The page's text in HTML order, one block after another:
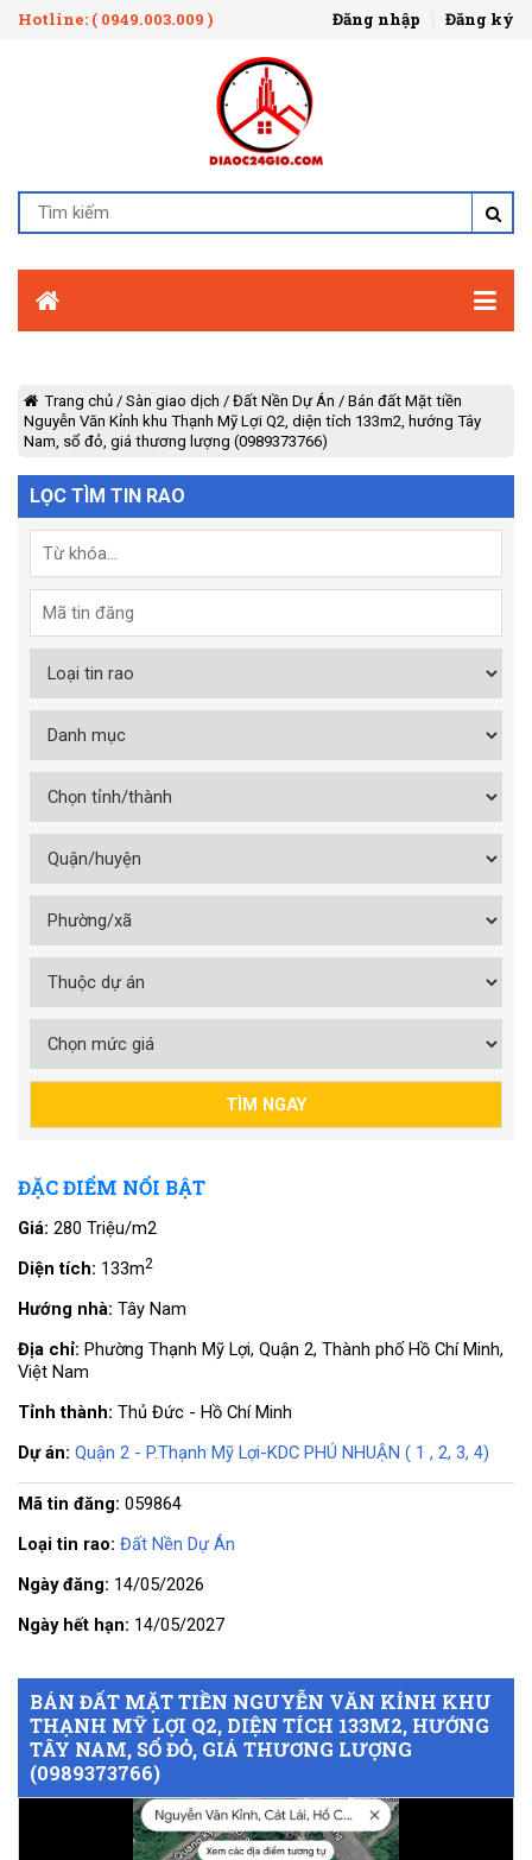
Hotline: ( 0949.003.009 ) Đăng nhập Đăng ký
Trang chủ / Sàn giao dịch / Đất Nền Dự Án / Bán đất Mặt tiền
Nguyễn Văn Kỉnh khu Thạnh Mỹ Lợi Q2, diện tích 133m2, hướng Tây
Nam, sổ đỏ, giá thương lượng (0989373766)
LỌC TÌM TIN RAO
BÁN ĐẤT MẶT TIỀN NGUYỄN VĂN KỈNH KHU
THẠNH MỸ LỢI Q2, DIỆN TÍCH 133M2, HƯỚNG
TÂY NAM, SỔ ĐỎ, GIÁ THƯƠNG LƯỢNG
(0989373766)
ĐẶC ĐIỂM NỔI BẬT
Giá: 280 Triệu/m2
Diện tích: 133m2
Hướng nhà: Tây Nam
Địa chỉ: Phường Thạnh Mỹ Lợi, Quận 2, Thành phố Hồ Chí Minh,
Việt Nam
Tỉnh thành: Thủ Đức - Hồ Chí Minh
Dự án: Quận 2 - P.Thạnh Mỹ Lợi-KDC PHÚ NHUẬN ( 1 , 2, 3, 4)
Mã tin đăng: 059864
Loại tin rao: Đất Nền Dự Án
Ngày đăng: 14/05/2026
Ngày hết hạn: 14/05/2027